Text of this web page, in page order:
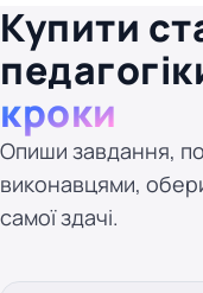
Купити
кроки
Опиши завдання,
виконавцями,
самої здачі.